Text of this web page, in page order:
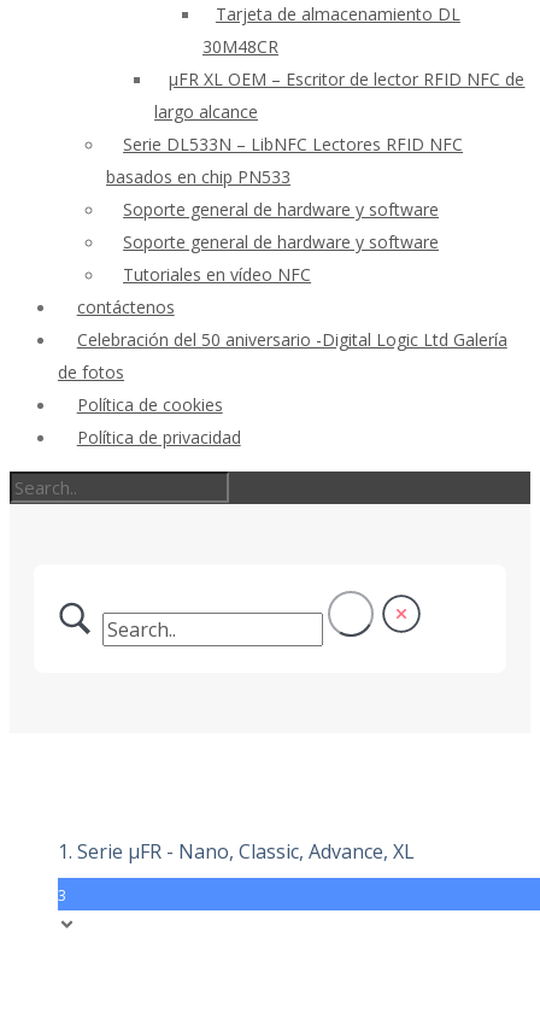
Tarjeta de almacenamiento DL
30M48CR
μFR XL OEM – Escritor de lector RFID NFC de
largo alcance
Serie DL533N – LibNFC Lectores RFID NFC
basados en chip PN533
Soporte general de hardware y software
Soporte general de hardware y software
Tutoriales en vídeo NFC
contáctenos
Celebración del 50 aniversario -Digital Logic Ltd Galería
de fotos
Política de cookies
Política de privacidad
1. Serie μFR - Nano, Classic, Advance, XL
3